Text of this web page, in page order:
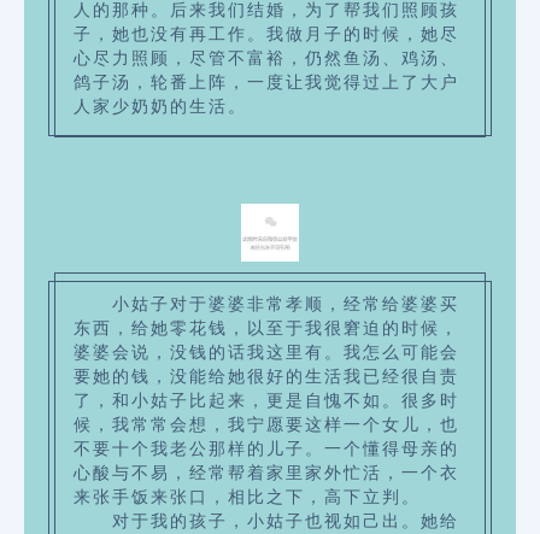
人的那种。后来我们结婚，为了帮我们照顾孩
子，她也没有再工作。我做月子的时候，她尽
心尽力照顾，尽管不富裕，仍然鱼汤、鸡汤、
鸽子汤，轮番上阵，一度让我觉得过上了大户
人家少奶奶的生活。
小姑子对于婆婆非常孝顺，经常给婆婆买
东西，给她零花钱，以至于我很窘迫的时候，
婆婆会说，没钱的话我这里有。我怎么可能会
要她的钱，没能给她很好的生活我已经很自责
了，和小姑子比起来，更是自愧不如。很多时
候，我常常会想，我宁愿要这样一个女儿，也
不要十个我老公那样的儿子。一个懂得母亲的
心酸与不易，经常帮着家里家外忙活，一个衣
来张手饭来张口，相比之下，高下立判。
对于我的孩子，小姑子也视如己出。她给